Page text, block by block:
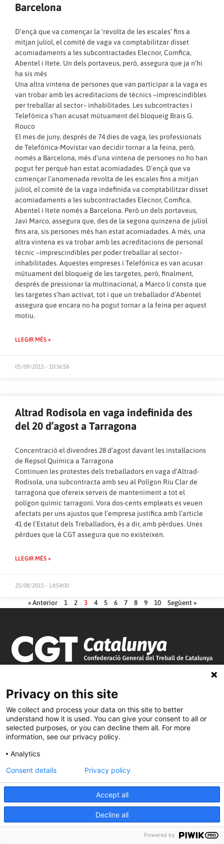
Barcelona
D’ençà que va començar la ‘revolta de les escales’ fins a
mitjan juliol, el comitè de vaga va comptabilitzar disset
acomiadaments a les subcontractades Elecnor, Comfica,
Abentel i Itete. Un dels portaveus, però, assegura que ja n’hi
ha sis més
Una altra vintena de persones que van participar a la vaga es
van trobar amb les acreditacions de tècnics –imprescindibles
per treballar al sector– inhabilitades. Les subcontractes i
Telefónica s’han acusat mútuament del bloqueig Brais G.
Rouco
El mes de juny, després de 74 dies de vaga, les professionals
de Telefónica-Movistar van decidir tornar a la feina, però,
només a Barcelona, més d’una vintena de persones no ho han
pogut fer perquè han estat acomiadades. D’ençà que va
començar l’anomenada revolta de les escales fins a mitjan
juliol, el comitè de la vaga indefinida va comptabilitzar disset
acomiadaments a les subcontractades Elecnor, Comfica,
Abentel i Itete només a Barcelona. Però un dels portaveus,
Javi Marco, assegura que, des de la segona quinzena de juliol
fins ara, sis persones més han estat acomiadades. A més, una
altra vintena es va trobar amb les acreditacions de personal
tècnic –imprescindibles per poder treballar al sector–
inhabilitades. Aquestes empreses i Telefónica es van acusar
mútuament del bloqueig de les targetes, però, finalment,
després de pressionar la multinacional, a Marco li consta que
les targetes s’han activat, tot i que un treballador d’Abentel
assegura que encara no ha pogut tornar a la feina per aquest
motiu.
LLEGIR MÉS »
05/09/2015 - 10:36:58
Altrad Rodisola en vaga indefinida des
del 20 d’agost a Tarragona
Concentració el divendres 28 d’agost davant les instal·lacions
de Repsol Química a Tarragona
Continuen les protestes dels treballadors en vaga d’Altrad-
Rodisola, una subcontracta amb seu al Polígon Riu Clar de
tarragona que ofereix serveis de manteniment a tot el
polígon químic tarragoní. Vora dos-cents empleats es veuen
afectats per uns ajustos que l’empresa justifica amb l’article
41 de l’Estatut dels Treballadors, és a dir, amb pèrdues. Unes
pèrdues que la CGT assegura que no existeixen.
LLEGIR MÉS »
25/08/2015 - 14:54:00
« Anterior 1 2 3 4 5 6 7 8 9 10 Següent »
C/ Burgos 59, Baixos – 08014 Barcelona
spcgtcatalunya.cat
935 120 481
Privacy on this site
We collect and process your data on this site to better
understand how it is used. You can give your consent to all or
selected purposes, or you can decline them all. For more
information, see our privacy policy.
Analytics
Accept all
Decline all
Consent details Privacy policy
Powered by